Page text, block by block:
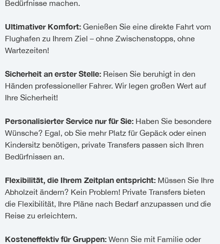
Bedürfnisse machen.
Ultimativer Komfort: Genießen Sie eine direkte Fahrt vom
Flughafen zu Ihrem Ziel – ohne Zwischenstopps, ohne
Wartezeiten!
Sicherheit an erster Stelle: Reisen Sie beruhigt in den
Händen professioneller Fahrer. Wir legen großen Wert auf
Ihre Sicherheit!
Personalisierter Service nur für Sie: Haben Sie besondere
Wünsche? Egal, ob Sie mehr Platz für Gepäck oder einen
Kindersitz benötigen, private Transfers passen sich Ihren
Bedürfnissen an.
Flexibilität, die Ihrem Zeitplan entspricht: Müssen Sie Ihre
Abholzeit ändern? Kein Problem! Private Transfers bieten
die Flexibilität, Ihre Pläne nach Bedarf anzupassen und die
Reise zu erleichtern.
Kosteneffektiv für Gruppen: Wenn Sie mit Familie oder